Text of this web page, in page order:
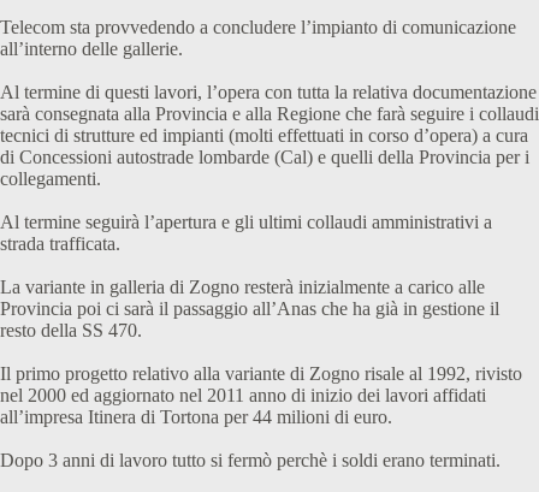
Telecom sta provvedendo a concludere l’impianto di comunicazione
all’interno delle gallerie.
Al termine di questi lavori, l’opera con tutta la relativa documentazione
sarà consegnata alla Provincia e alla Regione che farà seguire i collaudi
tecnici di strutture ed impianti (molti effettuati in corso d’opera) a cura
di Concessioni autostrade lombarde (Cal) e quelli della Provincia per i
collegamenti.
Al termine seguirà l’apertura e gli ultimi collaudi amministrativi a
strada trafficata.
La variante in galleria di Zogno resterà inizialmente a carico alle
Provincia poi ci sarà il passaggio all’Anas che ha già in gestione il
resto della SS 470.
Il primo progetto relativo alla variante di Zogno risale al 1992, rivisto
nel 2000 ed aggiornato nel 2011 anno di inizio dei lavori affidati
all’impresa Itinera di Tortona per 44 milioni di euro.
Dopo 3 anni di lavoro tutto si fermò perchè i soldi erano terminati.